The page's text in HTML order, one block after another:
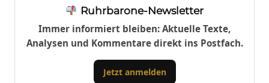
Ruhrbarone-Newsletter
Immer informiert bleiben: Aktuelle Texte,
Analysen und Kommentare direkt ins Postfach.
Jetzt anmelden